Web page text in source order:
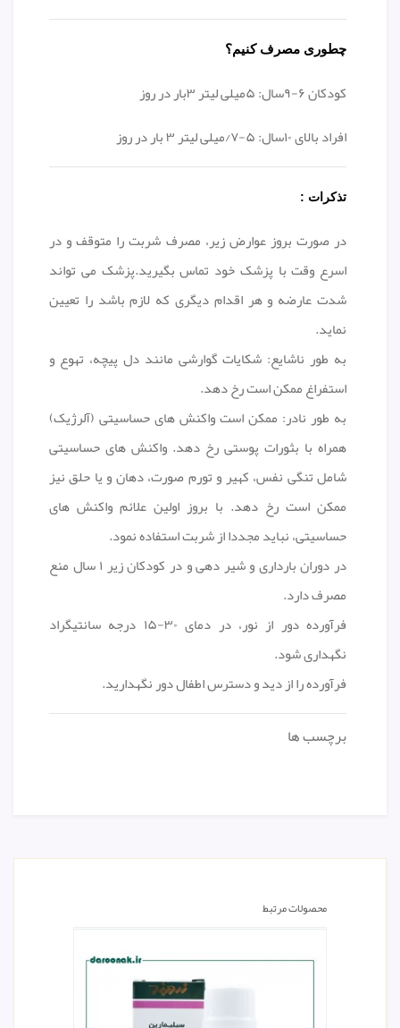
چطوری مصرف کنیم؟
کودکان ۶-۹سال: ۵میلی لیتر ۳بار در روز
افراد بالای ۱۰سال: ۵-۷/میلی لیتر ۳ بار در روز
تذکرات :
در صورت بروز عوارض زیر، مصرف شربت را متوقف و در
اسرع وقت با پزشک خود تماس بگیرید.پزشک می تواند
شدت عارضه و هر اقدام دیگری که لازم باشد را تعیین
نماید.
به طور ناشایع: شکایات گوارشی مانند دل پیچه، تهوع و
استفراغ ممکن است رخ دهد.
به طور نادر: ممکن است واکنش های حساسیتی (آلرژیک)
همراه با بثورات پوستی رخ دهد. واکنش های حساسیتی
شامل تنگی نفس، کهیر و تورم صورت، دهان و یا حلق نیز
ممکن است رخ دهد. با بروز اولین علائم واکنش های
حساسیتی، نباید مجددا از شربت استفاده نمود.
در دوران بارداری و شیر دهی و در کودکان زیر ۱ سال منع
مصرف دارد.
فرآورده دور از نور، در دمای ۳۰-۱۵ درجه سانتیگراد
نگهداری شود.
فرآورده را از دید و دسترس اطفال دور نگهدارید.
برچسب ها
محصولات مرتبط